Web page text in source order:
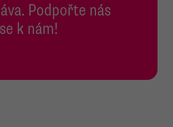
Podpořte nás
k nám!